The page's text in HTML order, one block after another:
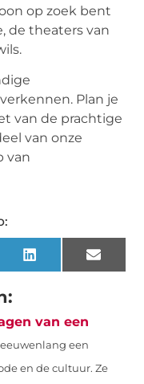
op zoek bent
de theaters van
Plan je
van de prachtige
van onze
van
LinkedInEmail
van een
een
en de cultuur. Ze